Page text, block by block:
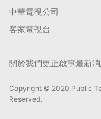
中華電視公司
客家電視台
關於我們更正啟事最新
Copyright © 2020 Public
Reserved.